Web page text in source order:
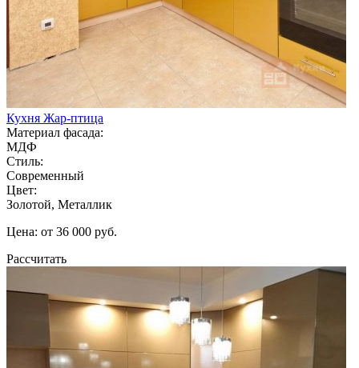
Кухня Жар-птица
Материал фасада:
МДФ
Стиль:
Современный
Цвет:
Золотой, Металлик
Цена: от 36 000 руб.
Рассчитать